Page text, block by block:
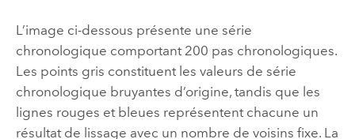
L’image ci-dessous présente une série
chronologique comportant 200 pas chronologiques.
Les points gris constituent les valeurs de série
chronologique bruyantes d’origine, tandis que les
lignes rouges et bleues représentent chacune un
résultat de lissage avec un nombre de voisins fixe. La